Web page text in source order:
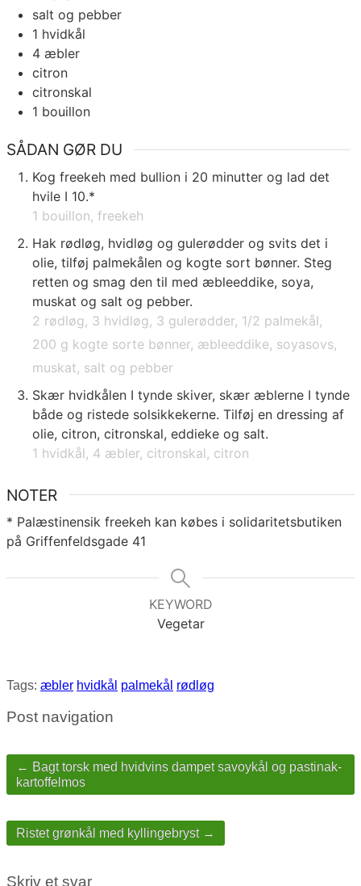
salt og pebber
1 hvidkål
4 æbler
citron
citronskal
1 bouillon
SÅDAN GØR DU
Kog freekeh med bullion i 20 minutter og lad det
hvile I 10.*
1 bouillon, freekeh
Hak rødløg, hvidløg og gulerødder og svits det i
olie, tilføj palmekålen og kogte sort bønner. Steg
retten og smag den til med æbleeddike, soya,
muskat og salt og pebber.
2 rødløg, 3 hvidløg, 3 gulerødder, 1/2 palmekål,
200 g kogte sorte bønner, æbleeddike, soyasovs,
muskat, salt og pebber
Skær hvidkålen I tynde skiver, skær æblerne I tynde
både og ristede solsikkekerne. Tilføj en dressing af
olie, citron, citronskal, eddieke og salt.
1 hvidkål, 4 æbler, citronskal, citron
NOTER
* Palæstinensik freekeh kan købes i solidaritetsbutiken
på Griffenfeldsgade 41
KEYWORD
Vegetar
Tags: æbler hvidkål palmekål rødløg
Post navigation
← Bagt torsk med hvidvins dampet savoykål og pastinak-
kartoffelmos
Ristet grønkål med kyllingebryst →
Skriv et svar